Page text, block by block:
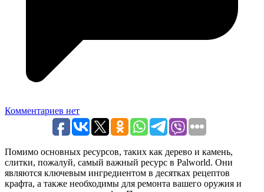
Комментариев нет
Помимо основных ресурсов, таких как дерево и камень,
слитки, пожалуй, самый важный ресурс в Palworld. Они
являются ключевым ингредиентом в десятках рецептов
крафта, а также необходимы для ремонта вашего оружия и